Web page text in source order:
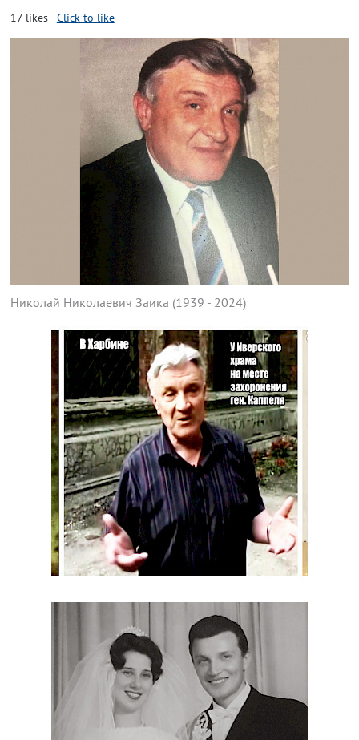
17likes-Click to like
Николай Николаевич Заика (1939 - 2024)